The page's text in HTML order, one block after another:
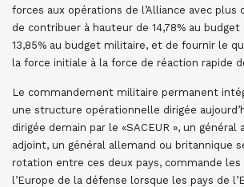
forces aux opérations de l’Alliance avec plus
de contribuer à hauteur de 14,78% au
13,85% au budget militaire, et de fournir le
la force initiale à la force de réaction rapide
Le commandement militaire permanent
une structure opérationnelle dirigée
dirigée demain par le «SACEUR », un général
adjoint, un général allemand ou britannique
rotation entre ces deux pays, commande les
l’Europe de la défense lorsque les pays de